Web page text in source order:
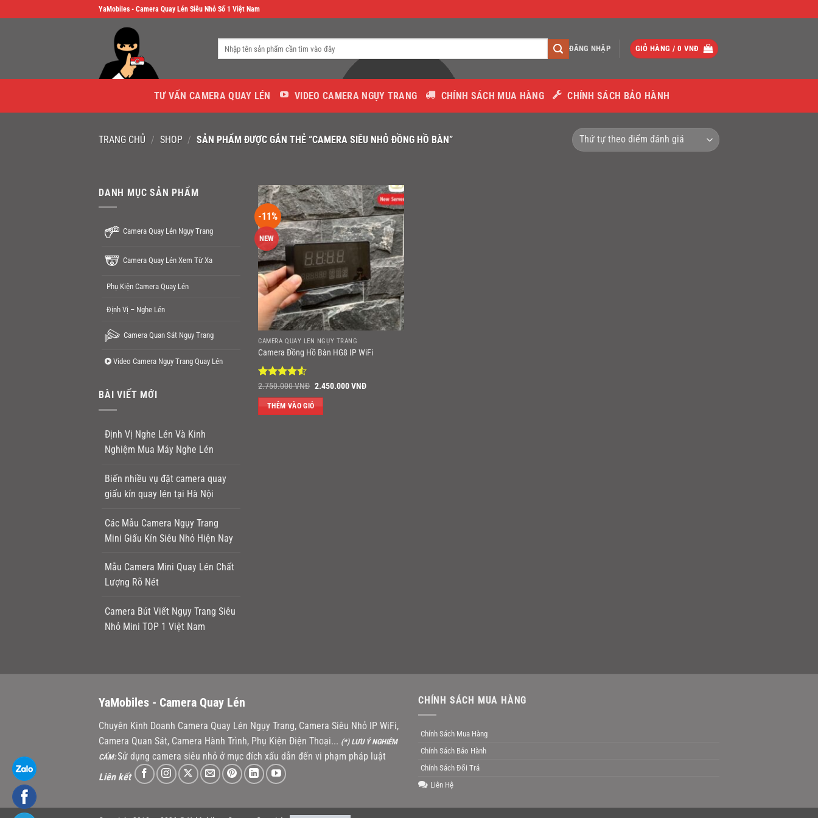
to
YaMobiles - Camera Quay Lén Siêu Nhỏ Số 1 Việt Nam
ĐĂNG NHẬP GIỎ HÀNG / 0 VNĐ
TƯ VẤN CAMERA QUAY LÉN VIDEO CAMERA NGỤY TRANG CHÍNH SÁCH MUA HÀNG CHÍNH SÁCH BẢO HÀNH
TRANG CHỦ / SHOP / SẢN PHẨM ĐƯỢC GẮN THẺ “CAMERA SIÊU NHỎ ĐỒNG HỒ BÀN”
DANH MỤC SẢN PHẨM
Camera Quay Lén Ngụy Trang
Camera Quay Lén Xem Từ Xa
Phụ Kiện Camera Quay Lén
Định Vị – Nghe Lén
Camera Quan Sát Ngụy Trang
Video Camera Ngụy Trang Quay Lén
BÀI VIẾT MỚI
Định Vị Nghe Lén Và Kinh
Nghiệm Mua Máy Nghe Lén
Biến nhiều vụ đặt camera quay
giấu kín quay lén tại Hà Nội
Các Mẫu Camera Ngụy Trang
Mini Giấu Kín Siêu Nhỏ Hiện Nay
Mẫu Camera Mini Quay Lén Chất
Lượng Rõ Nét
Camera Bút Viết Ngụy Trang Siêu
Nhỏ Mini TOP 1 Việt Nam
-11%
NEW
CAMERA QUAY LÉN NGỤY TRANG
Camera Đồng Hồ Bàn HG8 IP WiFi
Được xếp
5 sao
2.750.000VNĐ Giá
là:
2.750.000 VNĐ.
2.450.000VNĐGiá
THÊM VÀO GIỎ
YaMobiles - Camera Quay Lén
Chuyên Kinh Doanh Camera Quay Lén Ngụy Trang, Camera Siêu Nhỏ IP WiFi,
Camera Quan Sát, Camera Hành Trình, Phụ Kiện Điện Thoại... (*) LƯU Ý NGHIÊM
CẤM:Sử dụng camera siêu nhỏ ở mục đích xấu dẫn đến vi phạm pháp luật
Liên kết
CHÍNH SÁCH MUA HÀNG
Chính Sách Mua Hàng
Chính Sách Bảo Hành
Chính Sách Đổi Trả
Liên Hệ